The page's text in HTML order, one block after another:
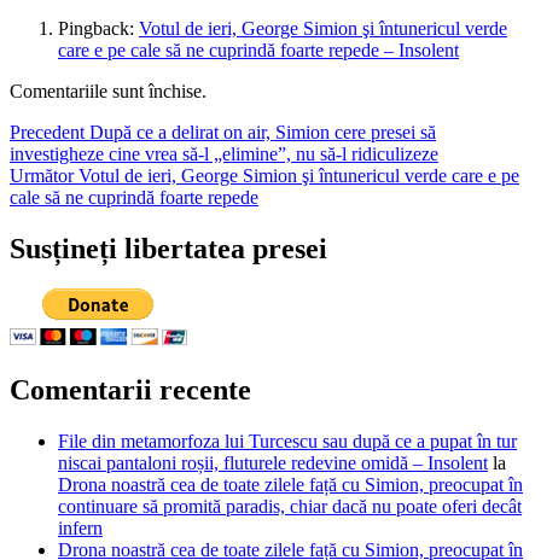
Pingback: Votul de ieri, George Simion şi întunericul verde
care e pe cale să ne cuprindă foarte repede – Insolent
Comentariile sunt închise.
Navigare
în
articole
Precedent Articolul
anterior:
După ce a delirat on air, Simion cere presei să
investigheze cine vrea să-l „elimine”, nu să-l ridiculizeze
Următor Articolul
următor:
Votul de ieri, George Simion şi întunericul verde care e pe
cale să ne cuprindă foarte repede
Susțineți libertatea presei
Comentarii recente
File din metamorfoza lui Turcescu sau după ce a pupat în tur
niscai pantaloni roșii, fluturele redevine omidă – Insolent la
Drona noastră cea de toate zilele față cu Simion, preocupat în
continuare să promită paradis, chiar dacă nu poate oferi decât
infern
Drona noastră cea de toate zilele față cu Simion, preocupat în